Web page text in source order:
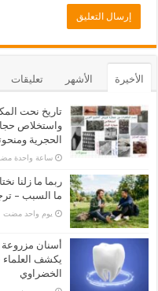
الأخيرة الأشهر تعليقات
تاريخ نحت
واستخلاص
الحجرية
‏ساعة واحدة
ربما ما زلنا
ما السبب –
‏يوم واحد مضت
أسنان
يكشف
الخضراوي